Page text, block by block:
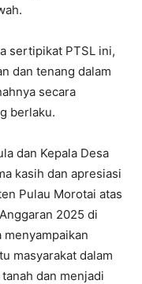
sertipikat PTSL ini,
dan tenang dalam
secara
berlaku.
dan Kepala Desa
kasih dan apresiasi
Pulau Morotai atas
2025 di
menyampaikan
masyarakat dalam
dan menjadi